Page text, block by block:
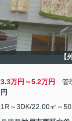
【
3.3万円～5.2万円 管
円
1R～3DK/22.00㎡～